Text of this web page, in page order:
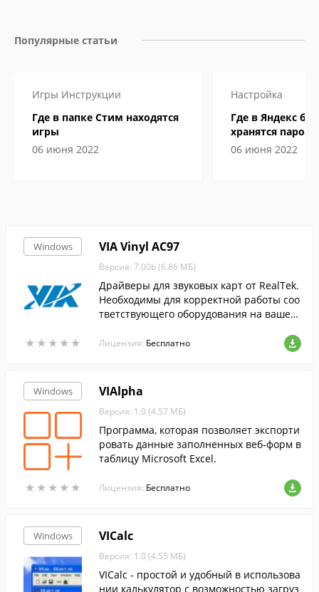
Популярные статьи
Игры Инструкции
Где в папке Стим находятся
игры
06 июня 2022
Настройка
Где в Яндекс
хранятся пароли
06 июня 2022
Windows
★ ★ ★ ★ ★
★ ★ ★ ★ ★
VIA Vinyl AC97
Версия: 7.00b (6.86 МБ)
Драйверы для звуковых карт от RealTek.
Необходимы для корректной работы соо
тветствующего оборудования на вашем
Лицензия: Бесплатно
Windows
★ ★ ★ ★ ★
★ ★ ★ ★ ★
VIAlpha
Версия: 1.0 (4.57 МБ)
Программа, которая позволяет экспорти
ровать данные заполненных веб-форм в
таблицу Microsoft Excel.
Лицензия: Бесплатно
Windows VICalc
Версия: 1.0 (4.55 МБ)
VICalc - простой и удобный в использова
нии калькулятор с возможностью загруз